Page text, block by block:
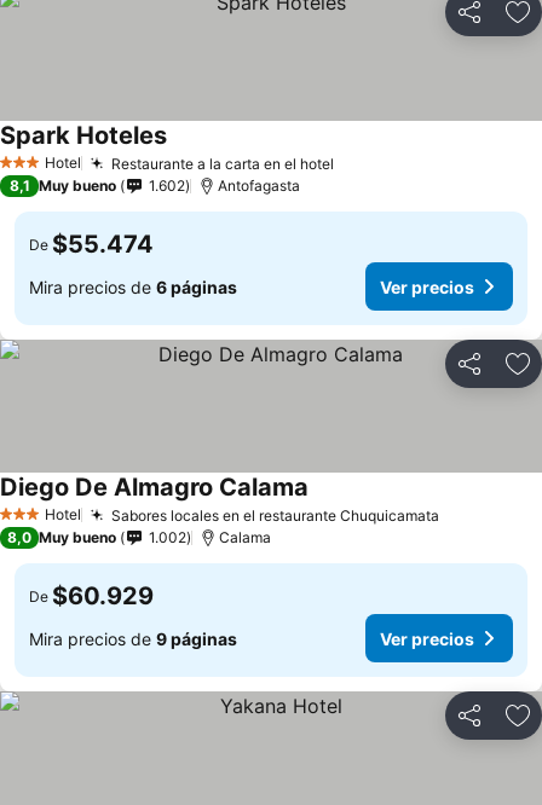
Compartir
3 Estrellas
Hotel Restaurante a la carta en el hotel
Spark HotelesVer precios
8,1 Muy bueno 1.602 Antofagasta
De $55.474
Mira precios de 6 páginas Ver precios
Compartir
3 Estrellas
Hotel Sabores locales en el restaurante Chuquicamata
Diego De Almagro Calama
8,0 Muy bueno 1.002 Calama
De $60.929
Mira precios de 9 páginas Ver precios
Compartir